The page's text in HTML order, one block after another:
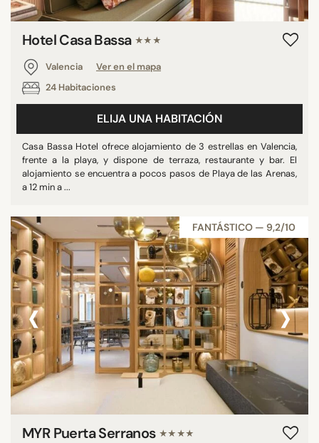
Hotel Casa Bassa ★★★
Valencia
Ver en el mapa
24 Habitaciones
ELIJA UNA HABITACIÓN
Casa Bassa Hotel ofrece alojamiento de 3 estrellas en Valencia,
frente a la playa, y dispone de terraza, restaurante y bar. El
alojamiento se encuentra a pocos pasos de Playa de las Arenas,
a 12 min a ...
FANTÁSTICO — 9,2/10
‹ ›
MYR Puerta Serranos ★★★★